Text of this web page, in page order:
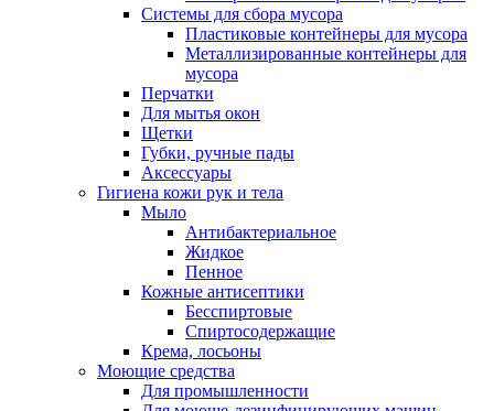
Системы для сбора мусора
Пластиковые контейнеры для мусора
Металлизированные контейнеры для
мусора
Перчатки
Для мытья окон
Щетки
Губки, ручные пады
Аксессуары
Гигиена кожи рук и тела
Мыло
Антибактериальное
Жидкое
Пенное
Кожные антисептики
Бесспиртовые
Cпиртосодержащие
Крема, лосьоны
Моющие средства
Для промышленности